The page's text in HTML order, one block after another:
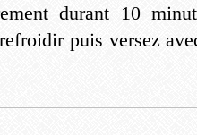
durant 10
puis versez